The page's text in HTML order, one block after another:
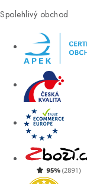
Spolehlivý obchod
Moje objednávka